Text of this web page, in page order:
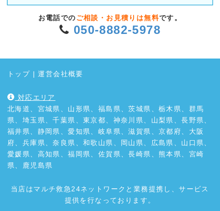
お電話での ご相談・お見積りは無料です。
050-8882-5978
トップ |運営会社概要
対応エリア
北海道、宮城県、山形県、福島県、茨城県、栃木県、群馬
県、埼玉県、千葉県、東京都、神奈川県、山梨県、長野県、
福井県、静岡県、愛知県、岐阜県、滋賀県、京都府、大阪
府、兵庫県、奈良県、和歌山県、岡山県、広島県、山口県、
愛媛県、高知県、福岡県、佐賀県、長崎県、熊本県、宮崎
県、鹿児島県
当店はマルチ救急24ネットワークと業務提携し、サービス
提供を行なっております。